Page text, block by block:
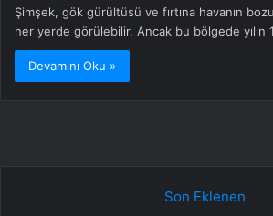
Şimşek, gök gürültüsü ve fırtına havanın
her yerde görülebilir. Ancak bu bölgede yılın
Devamını Oku »
Son Eklenen